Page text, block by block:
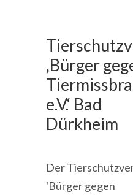
‚Bürger
e.V.‘ Bad
Dürkheim
Der
'Bürger gegen